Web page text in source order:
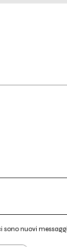
sono nuovi